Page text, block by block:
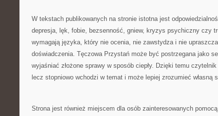
W tekstach publikowanych na stronie istotna jest
depresja, lęk, fobie, bezsenność, gniew, kryzys psychiczny czy
wymagają języka, który nie ocenia, nie zawstydza i nie
doświadczenia. Tęczowa Przystań może być postrzegana jako
wyjaśniać złożone sprawy w sposób ciepły. Dzięki temu
lecz stopniowo wchodzi w temat i może lepiej zrozumieć własną
Strona jest również miejscem dla osób zainteresowanych